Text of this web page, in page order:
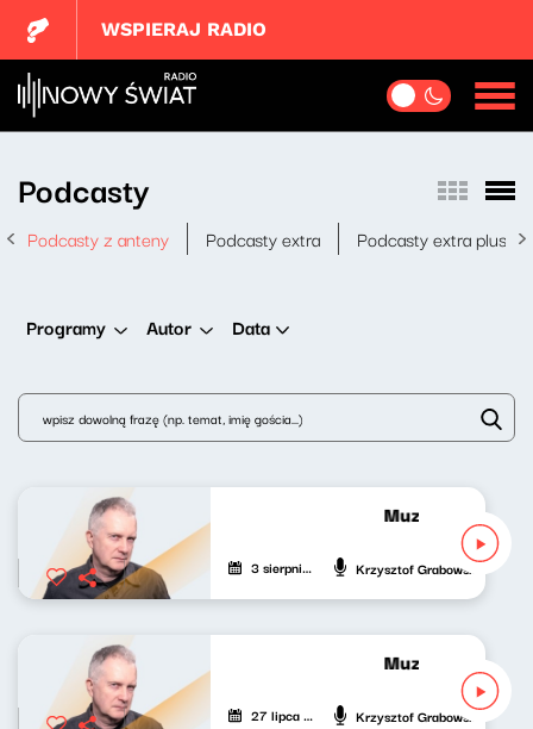
WSPIERAJ RADIO
Podcasty
Podcasty z anteny Podcasty extra Podcasty extra plus
Programy Autor Data
Muzyka bardzo
3 sierpnia 2026 Krzysztof Grabowski
Muzyka bardzo
27 lipca 2026 Krzysztof Grabowski